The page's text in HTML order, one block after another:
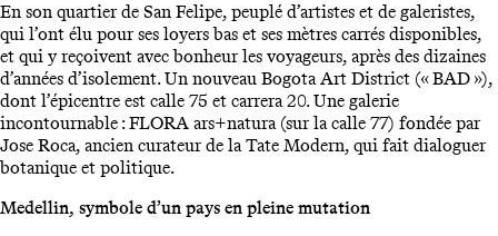
En son quartier de San Felipe, peuplé d’artistes et de galeristes,
qui l’ont élu pour ses loyers bas et ses mètres carrés disponibles,
et qui y reçoivent avec bonheur les voyageurs, après des dizaines
d’années d’isolement. Un nouveau Bogota Art District (« BAD »),
dont l’épicentre est calle 75 et carrera 20. Une galerie
incontournable : FLORA ars+natura (sur la calle 77) fondée par
Jose Roca, ancien curateur de la Tate Modern, qui fait dialoguer
botanique et politique.
Medellin, symbole d’un pays en pleine mutation